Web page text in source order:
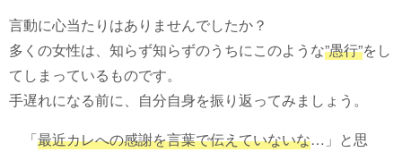
言動に心当たりはありませんでしたか？
多くの女性は、知らず知らずのうちにこのような”愚行”をし
てしまっているものです。
手遅れになる前に、自分自身を振り返ってみましょう。
「最近カレへの感謝を言葉で伝えていないな…」と思